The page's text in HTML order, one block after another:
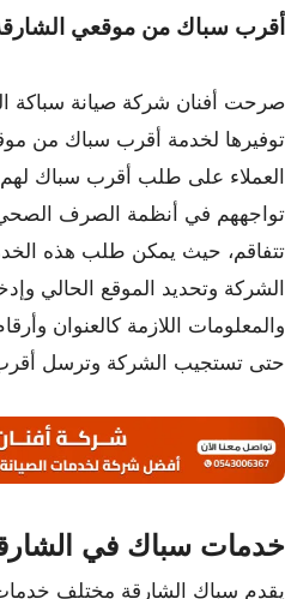
أقرب سباك من موقعي
صرحت أفنان شركة صيانة سباكة
توفيرها لخدمة أقرب سباك من
العملاء على طلب أقرب سباك لهم
تواجههم في أنظمة الصرف
تتفاقم، حيث يمكن طلب هذه
الشركة وتحديد الموقع الحالي
والمعلومات اللازمة كالعنوان
حتى تستجيب الشركة وترسل
خدمات سباك في
يقدم سباك الشارقة مختلف